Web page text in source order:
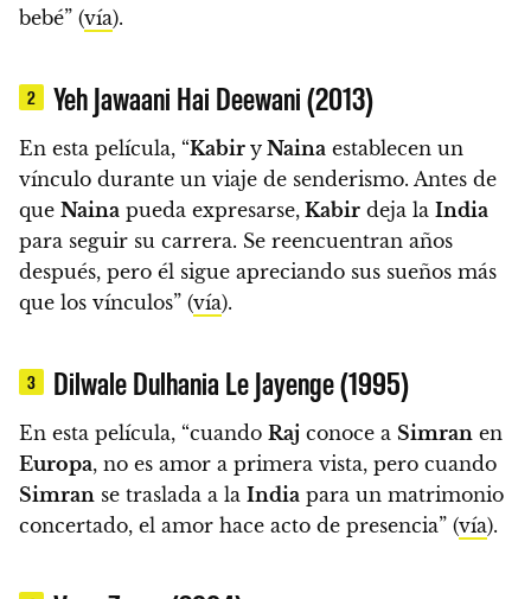
bebé” (vía).
2 Yeh Jawaani Hai Deewani (2013)
En esta película, “Kabir y Naina establecen un
vínculo durante un viaje de senderismo. Antes de
que Naina pueda expresarse, Kabir deja la India
para seguir su carrera. Se reencuentran años
después, pero él sigue apreciando sus sueños más
que los vínculos” (vía).
3 Dilwale Dulhania Le Jayenge (1995)
En esta película, “cuando Raj conoce a Simran en
Europa, no es amor a primera vista, pero cuando
Simran se traslada a la India para un matrimonio
concertado, el amor hace acto de presencia” (vía).